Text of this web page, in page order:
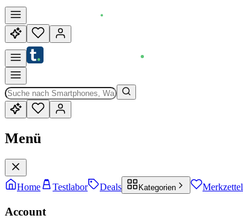
Menü
Home Testlabor Deals Kategorien Merkzettel
Account